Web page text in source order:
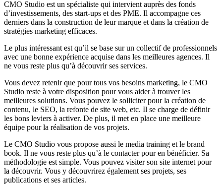
CMO Studio est un spécialiste qui intervient auprès des fonds
d’investissements, des start-ups et des PME. Il accompagne ces
derniers dans la construction de leur marque et dans la création de
stratégies marketing efficaces.
Le plus intéressant est qu’il se base sur un collectif de professionnels
avec une bonne expérience acquise dans les meilleures agences. Il
ne vous reste plus qu’à découvrir ses services.
Vous devez retenir que pour tous vos besoins marketing, le CMO
Studio reste à votre disposition pour vous aider à trouver les
meilleures solutions. Vous pouvez le solliciter pour la création de
contenu, le SEO, la refonte de site web, etc. Il se charge de définir
les bons leviers à activer. De plus, il met en place une meilleure
équipe pour la réalisation de vos projets.
Le CMO Studio vous propose aussi le media training et le brand
book. Il ne vous reste plus qu’à le contacter pour en bénéficier. Sa
méthodologie est simple. Vous pouvez visiter son site internet pour
la découvrir. Vous y découvrirez également ses projets, ses
publications et ses articles.